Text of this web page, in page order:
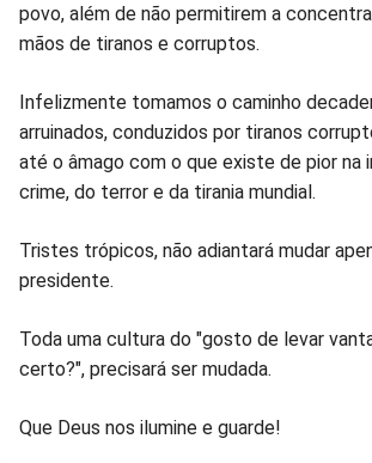
povo, além de não permitirem a
mãos de tiranos e corruptos.
Infelizmente tomamos o caminho
arruinados, conduzidos por tiranos
até o âmago com o que existe de pior na
crime, do terror e da tirania mundial.
Tristes trópicos, não adiantará mudar
presidente.
Toda uma cultura do "gosto de levar
certo?", precisará ser mudada.
Que Deus nos ilumine e guarde!